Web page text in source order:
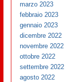
marzo 2023
febbraio 2023
gennaio 2023
dicembre 2022
novembre 2022
ottobre 2022
settembre 2022
agosto 2022